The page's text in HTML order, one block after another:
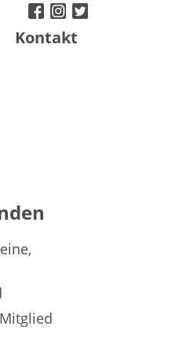
facebook
instagram
twitter
Kontakt